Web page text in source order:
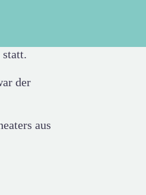
der
aus